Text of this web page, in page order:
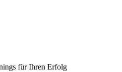
für Ihren Erfolg